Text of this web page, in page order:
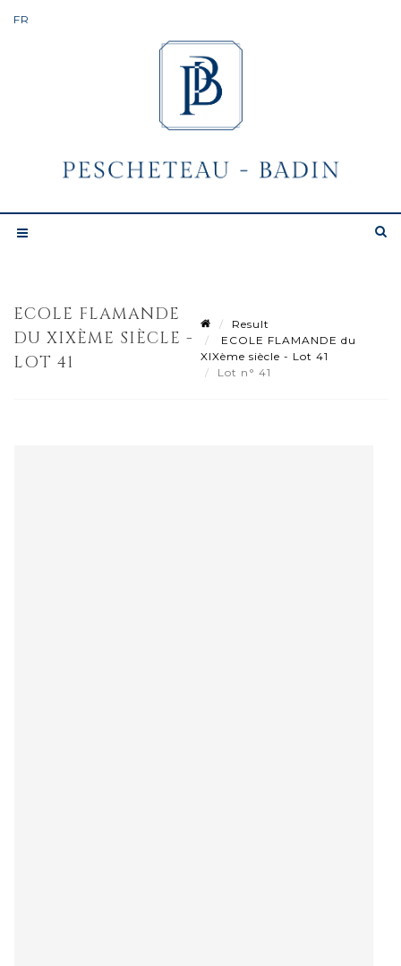
ECOLE FLAMANDE
DU XIXÈME SIÈCLE -
LOT 41
Result
ECOLE FLAMANDE du
XIXème siècle - Lot 41
Lot n° 41